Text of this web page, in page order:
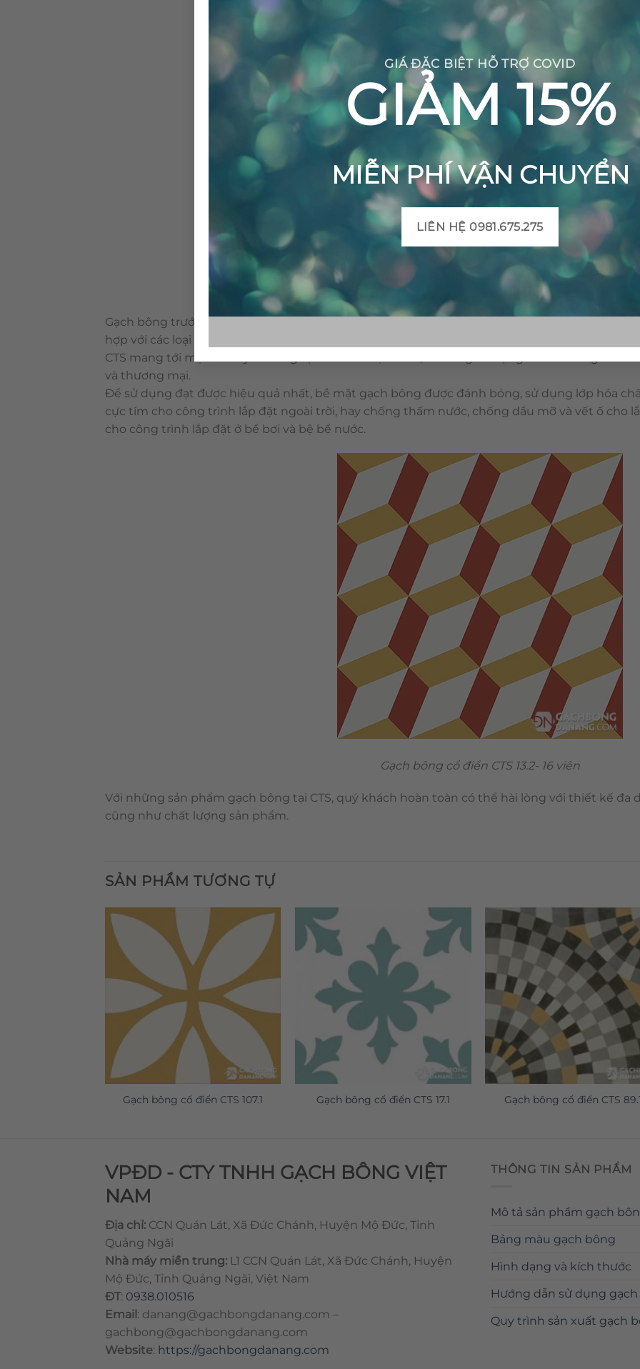
GIÁ ĐẶC BIỆT HỖ TRỢ COVID
GIẢM 15%
MIỄN PHÍ VẬN CHUYỂN
LIÊN HỆ 0981.675.275
Gạch bông cổ điển CTS 13.2 – 4 viên
Gạch bông trước đây được xem như nữ hoàng trong vật liệu trang trí. Với ưu điểm như: đang
hợp với các loại vật liệu khác. Là loại vật liệu có tính thoáng mát, dễ vệ sinh. Đặc biệt, gạch
CTS mang tới một vẻ duyên dáng tự nhiên và độc nhất, dễ dàng sử dụng cho cả trong nhà
và thương mại.
Để sử dụng đạt được hiệu quả nhất, bề mặt gạch bông được đánh bóng, sử dụng lớp hóa
cực tím cho công trình lắp đặt ngoài trời, hay chống thấm nước, chống dầu mỡ và vết ố cho
cho công trình lắp đặt ở bể bơi và bệ bể nước.
Gạch bông cổ điển CTS 13.2- 16 viên
Với những sản phẩm gạch bông tại CTS, quý khách hoàn toàn có thể hài lòng với thiết kế đa
cũng như chất lượng sản phẩm.
SẢN PHẨM TƯƠNG TỰ
Gạch bông cổ điển CTS 107.1 Gạch bông cổ điển CTS 17.1 Gạch bông cổ điển CTS
VPĐD - CTY TNHH GẠCH BÔNG VIỆT
NAM
Địa chỉ: CCN Quán Lát, Xã Đức Chánh, Huyện Mộ Đức, Tỉnh
Quảng Ngãi
Nhà máy miền trung: L1 CCN Quán Lát, Xã Đức Chánh, Huyện
Mộ Đức, Tỉnh Quảng Ngãi, Việt Nam
ĐT: 0938.010516
Email : danang@gachbongdanang.com –
gachbong@gachbongdanang.com
Website: https://gachbongdanang.com
THÔNG TIN SẢN PHẨM
Mô tả sản phẩm gạch
Bảng màu gạch bông
Hình dạng và kích thước
Hướng dẫn sử dụng
Quy trình sản xuất gạch